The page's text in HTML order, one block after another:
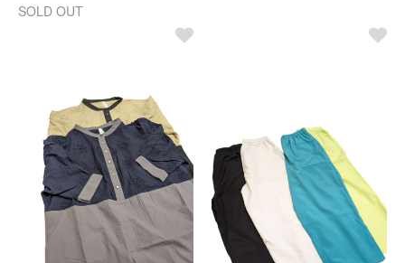
SOLD OUT